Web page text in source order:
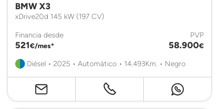
BMW X3
xDrive20d 145 kW (197 CV)
Financia desde
521€/mes*
PVP
58.900€
Diésel • 2025 • Automático • 14.493Km. • Negro